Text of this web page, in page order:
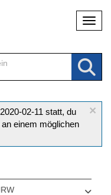
×
02-11 statt, du
einem möglichen